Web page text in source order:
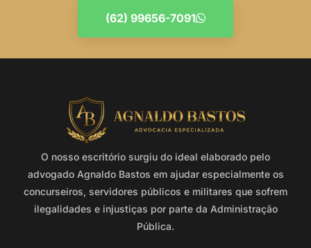
(62) 99656-7091
O nosso escritório surgiu do ideal elaborado pelo
advogado Agnaldo Bastos em ajudar especialmente os
concurseiros, servidores públicos e militares que sofrem
ilegalidades e injustiças por parte da Administração
Pública.